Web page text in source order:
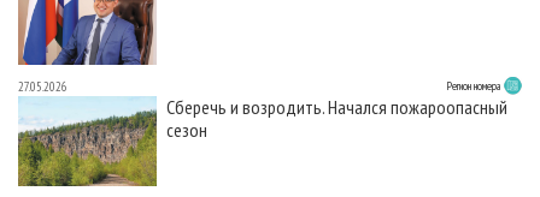
27.05.2026 Регион номера
Сберечь и возродить. Начался пожароопасный
сезон